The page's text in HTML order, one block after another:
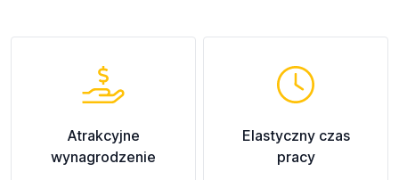
Atrakcyjne
wynagrodzenie
Elastyczny czas
pracy